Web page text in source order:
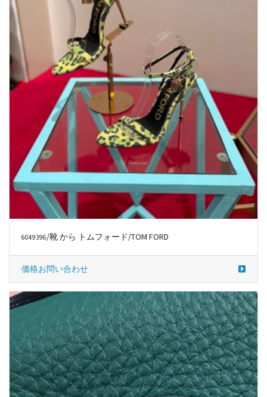
6049396/靴 から トムフォード/TOM FORD
価格お問い合わせ